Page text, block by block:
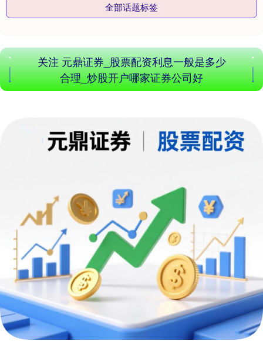
北证50 1122.88 +3.42 +0.30%
创业板指 3515.56 -19.58 -0.55%
基金指数 7229.80 -1.63 -0.02%
全部话题标签
关注 元鼎证券_股票配资利息一般是多少
合理_炒股开户哪家证券公司好